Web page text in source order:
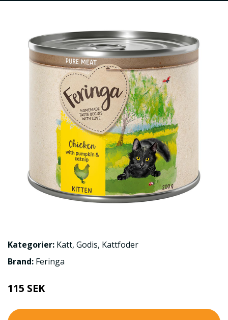
Kategorier: Katt, Godis, Kattfoder
Brand: Feringa
115 SEK